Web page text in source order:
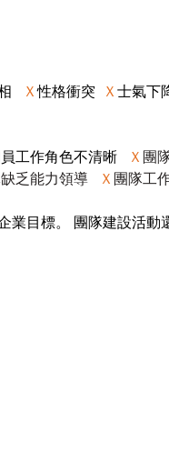
Ｘ性格衝突 Ｘ 士氣下
工作角色不清晰 Ｘ 團
乏能力領導 Ｘ 團隊工
目標。 團隊建設活動